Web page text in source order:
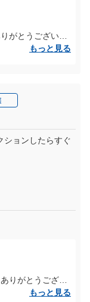
がとうございま
くお願いいたし
もっと見る
ョンしたらすぐ
りがとうござい
もっと見る